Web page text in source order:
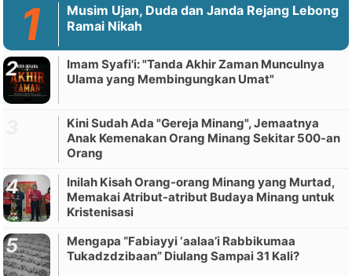
Musim Ujan, Duda dan Janda Rejang Lebong
Ramai Nikah
Imam Syafi'i: "Tanda Akhir Zaman Munculnya
Ulama yang Membingungkan Umat"
Kini Sudah Ada "Gereja Minang", Jemaatnya
Anak Kemenakan Orang Minang Sekitar 500-an
Orang
Inilah Kisah Orang-orang Minang yang Murtad,
Memakai Atribut-atribut Budaya Minang untuk
Kristenisasi
Mengapa “Fabiayyi ‘aalaa’i Rabbikumaa
Tukadzdzibaan” Diulang Sampai 31 Kali?